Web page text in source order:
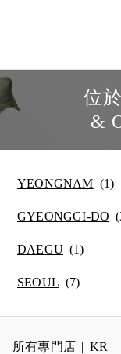
位
&
YEONGNAM
GYEONGGI-DO
DAEGU
SEOUL
所有專門店 KR